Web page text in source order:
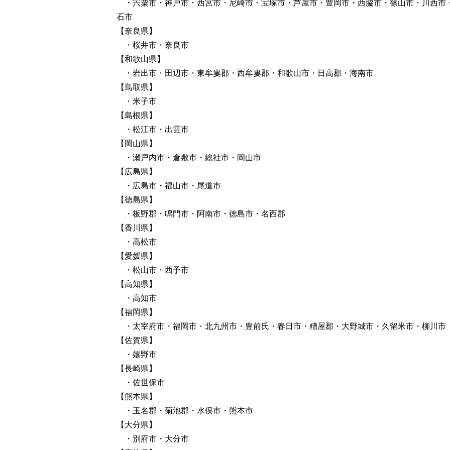
石市
【奈良県】
・桜井市・奈良市
【和歌山県】
・岩出市・田辺市・東牟婁郡・西牟婁郡・和歌山市・日高郡・海南市
【鳥取県】
・米子市
【島根県】
・松江市・出雲市
【岡山県】
・瀬戸内市・倉敷市・総社市・岡山市
【広島県】
・広島市・福山市・尾道市
【徳島県】
・板野郡・鳴門市・阿南市・徳島市・名西郡
【香川県】
・高松市
【愛媛県】
・松山市・西予市
【高知県】
・高知市
【福岡県】
・太宰府市・福岡市・北九州市・豊前氏・春日市・糟屋郡・大野城市・久留米市・柳川市
【佐賀県】
・嬉野市
【長崎県】
・佐世保市
【熊本県】
・玉名郡・菊池郡・水俣市・熊本市
【大分県】
・別府市・大分市